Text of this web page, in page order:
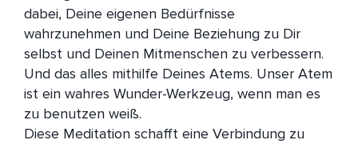
dabei, Deine eigenen Bedürfnisse
wahrzunehmen und Deine Beziehung zu Dir
selbst und Deinen Mitmenschen zu verbessern.
Und das alles mithilfe Deines Atems. Unser Atem
ist ein wahres Wunder-Werkzeug, wenn man es
zu benutzen weiß.
Diese Meditation schafft eine Verbindung zu